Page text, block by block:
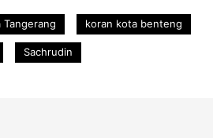
Tangerang koran kota benteng
Sachrudin